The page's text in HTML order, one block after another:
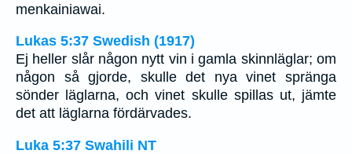
menkainiawai.
Lukas 5:37 Swedish (1917)
Ej heller slår någon nytt vin i gamla skinnläglar; om
någon så gjorde, skulle det nya vinet spränga
sönder läglarna, och vinet skulle spillas ut, jämte
det att läglarna fördärvades.
Luka 5:37 Swahili NT